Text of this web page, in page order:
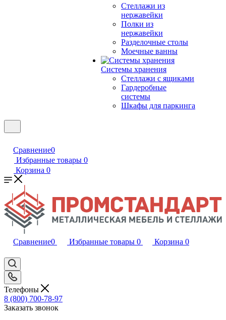
Стеллажи из
нержавейки
Полки из
нержавейки
Разделочные столы
Моечные ванны
Системы хранения
Стеллажи с ящиками
Гардеробные
системы
Шкафы для паркинга
Сравнение0
Избранные товары 0
Корзина 0
Сравнение0 Избранные товары 0 Корзина 0
Телефоны
8 (800) 700-78-97
Заказать звонок